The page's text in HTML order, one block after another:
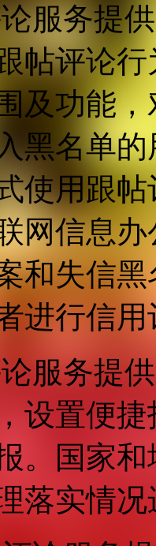
服务提
帖评论
及功能
黑名单
使用跟
网信息
和失信
进行信用
服务提
设置便
。国家
落实情